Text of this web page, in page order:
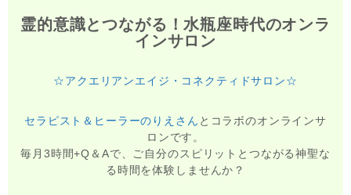
霊的意識とつながる！水瓶座時代のオンラ
インサロン
☆アクエリアンエイジ・コネクティドサロン☆
セラピスト＆ヒーラーのりえさん とコラボのオンラインサ
ロンです。
毎月3時間+Q＆Aで、ご自分のスピリットとつながる神聖な
る時間を体験しませんか？